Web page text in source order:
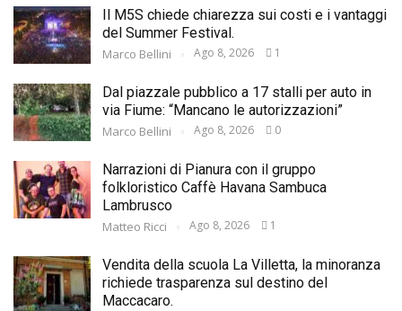
Il M5S chiede chiarezza sui costi e i vantaggi
del Summer Festival.
Marco Bellini Ago 8, 2026 1
Dal piazzale pubblico a 17 stalli per auto in
via Fiume: “Mancano le autorizzazioni”
Marco Bellini Ago 8, 2026 0
Narrazioni di Pianura con il gruppo
folkloristico Caffè Havana Sambuca
Lambrusco
Matteo Ricci Ago 8, 2026 1
Vendita della scuola La Villetta, la minoranza
richiede trasparenza sul destino del
Maccacaro.